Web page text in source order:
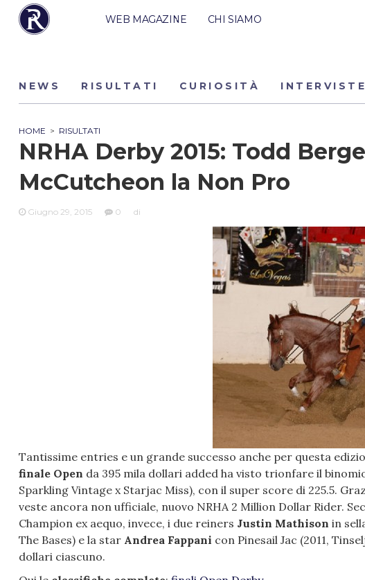
WEB MAGAZINE CHI SIAMO
NEWS RISULTATI CURIOSITÀ INTERVISTE
HOME > RISULTATI
NRHA Derby 2015: Todd
McCutcheon la Non Pro
Giugno 29, 2015 0 di
Tantissime entries e un grande successo anche per questa
finale Open da 395 mila dollari added ha visto trionfare il
Sparkling Vintage x Starjac Miss), con il super score di 225.5.
veste ancora non ufficiale, nuovo NRHA 2 Million Dollar Rider.
Champion ex aequo, invece, i due reiners Justin Mathison in
The Bases) e la star Andrea Fappani con Pinesail Jac (2011,
dollari ciascuno.